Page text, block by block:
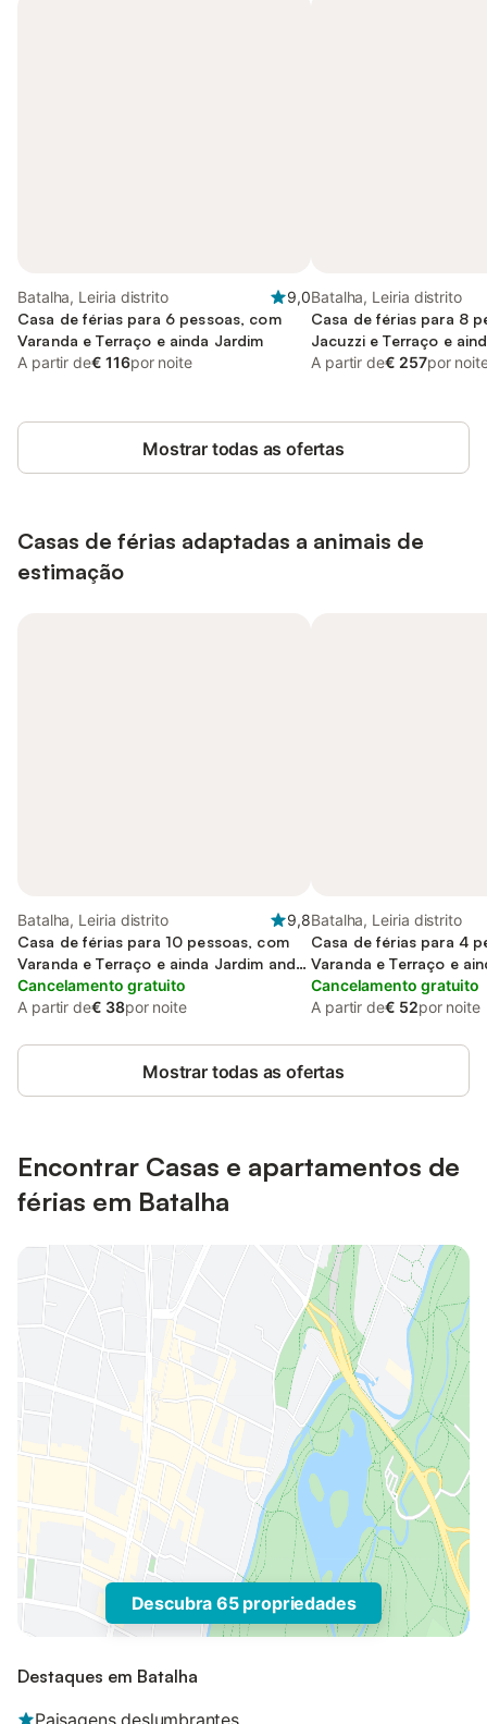
Batalha, Leiria distrito
9,0
Casa de férias para 6 pessoas, com
Varanda e Terraço e ainda Jardim
A partir de€ 116por noite
Batalha, Leiria distrito
Casa de férias para 8
Jacuzzi e Terraço e
Piscina
A partir de€ 257por
Mostrar todas as ofertas
Casas de férias adaptadas a animais de
estimação
Batalha, Leiria distrito
9,8
Casa de férias para 10 pessoas, com
Varanda e Terraço e ainda Jardim and
Piscina
Cancelamento gratuito
A partir de€ 38por noite
Batalha, Leiria distrito
Casa de férias para 4
Varanda e Terraço e
Cancelamento gratuito
A partir de€ 52por noite
Mostrar todas as ofertas
Encontrar Casas e apartamentos de
férias em Batalha
Descubra 65 propriedades
Destaques em Batalha
Paisagens deslumbrantes